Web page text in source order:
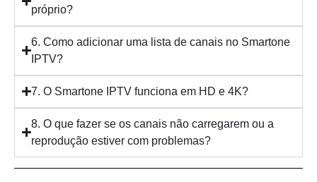
próprio?
6. Como adicionar uma lista de canais no Smartone
IPTV?
7. O Smartone IPTV funciona em HD e 4K?
8. O que fazer se os canais não carregarem ou a
reprodução estiver com problemas?